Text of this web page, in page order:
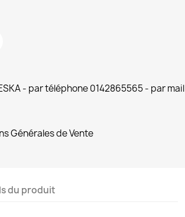
- par téléphone 0142865565 - par mail
Générales de Vente
du produit